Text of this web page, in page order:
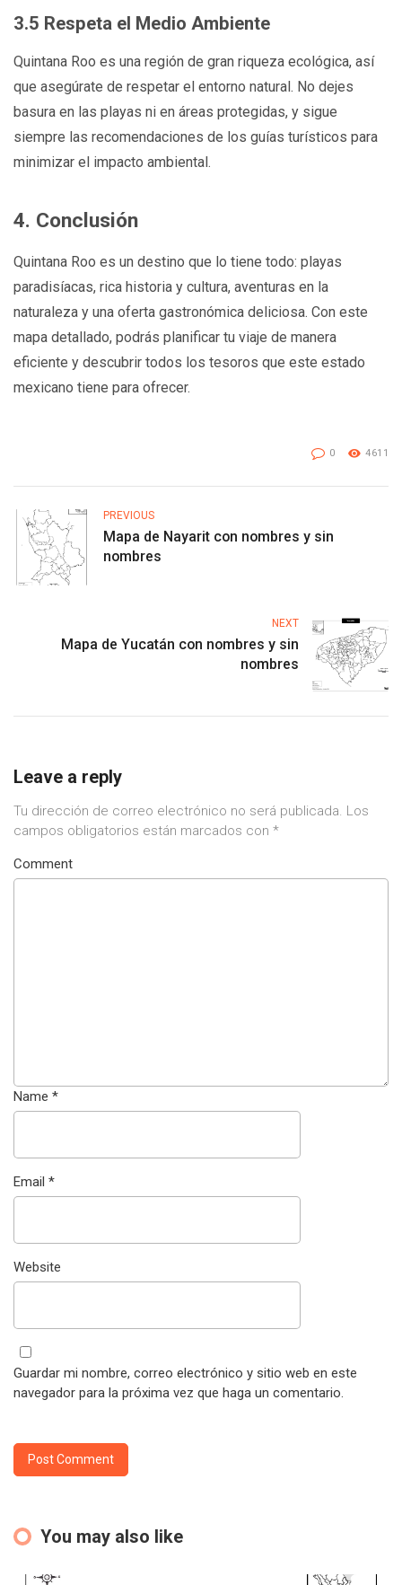
3.5 Respeta el Medio Ambiente
Quintana Roo es una región de gran riqueza ecológica, así
que asegúrate de respetar el entorno natural. No dejes
basura en las playas ni en áreas protegidas, y sigue
siempre las recomendaciones de los guías turísticos para
minimizar el impacto ambiental.
4. Conclusión
Quintana Roo es un destino que lo tiene todo: playas
paradisíacas, rica historia y cultura, aventuras en la
naturaleza y una oferta gastronómica deliciosa. Con este
mapa detallado, podrás planificar tu viaje de manera
eficiente y descubrir todos los tesoros que este estado
mexicano tiene para ofrecer.
0 4611
PREVIOUS
Mapa de Nayarit con nombres y sin
nombres
NEXT
Mapa de Yucatán con nombres y sin
nombres
Leave a reply
Tu dirección de correo electrónico no será publicada. Los
campos obligatorios están marcados con *
Comment
Name *
Email *
Website
Guardar mi nombre, correo electrónico y sitio web en este
navegador para la próxima vez que haga un comentario.
You may also like